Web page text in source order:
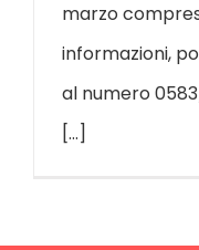
marzo
informazioni,
al numero
[...]